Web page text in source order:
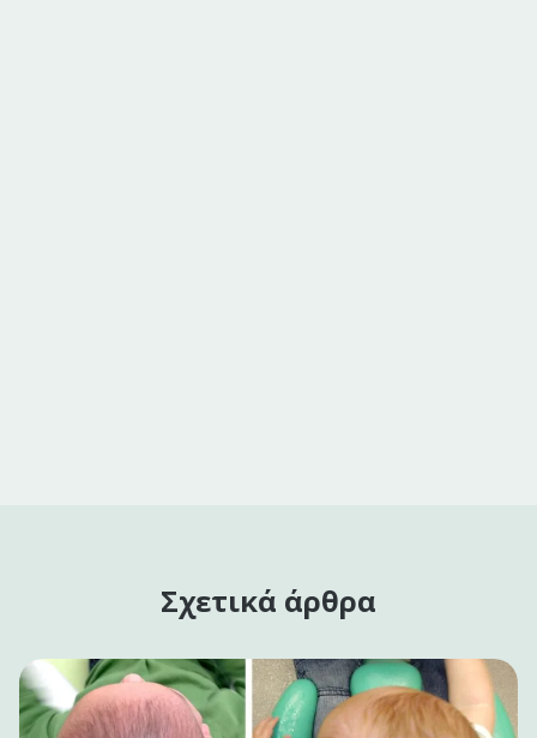
Σχετικά άρθρα